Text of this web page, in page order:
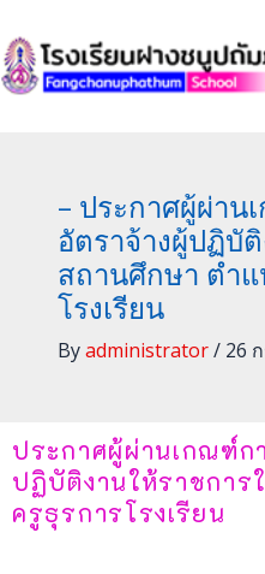
to
content
– ประกาศผู้ผ่า
อัตราจ้างผู้ปฏิบั
สถานศึกษา ตำ
โรงเรียน
Byadministrator/ 26
ประกาศผู้ผ่านเกณฑ์ก
ปฏิบัติงานให้ราชการ
ครูธุรการโรงเรียน